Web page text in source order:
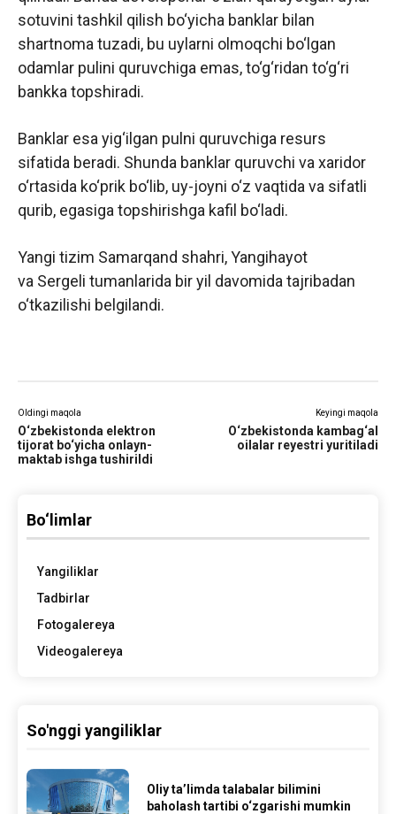
sotuvini tashkil qilish bo‘yicha banklar bilan
shartnoma tuzadi, bu uylarni olmoqchi bo‘lgan
odamlar pulini quruvchiga emas, to‘g‘ridan to‘g‘ri
bankka topshiradi.
Banklar esa yig‘ilgan pulni quruvchiga resurs
sifatida beradi. Shunda banklar quruvchi va xaridor
o‘rtasida ko‘prik bo‘lib, uy-joyni o‘z vaqtida va sifatli
qurib, egasiga topshirishga kafil bo‘ladi.
Yangi tizim Samarqand shahri, Yangihayot
va Sergeli tumanlarida bir yil davomida tajribadan
o‘tkazilishi belgilandi.
Oldingi maqola
O‘zbekistonda elektron
tijorat bo‘yicha onlayn-
maktab ishga tushirildi
Keyingi maqola
O‘zbekistonda kambag‘al
oilalar reyestri yuritiladi
Bo‘limlar
Yangiliklar
Tadbirlar
Fotogalereya
Videogalereya
So'nggi yangiliklar
Oliy ta’limda talabalar bilimini
baholash tartibi o‘zgarishi mumkin